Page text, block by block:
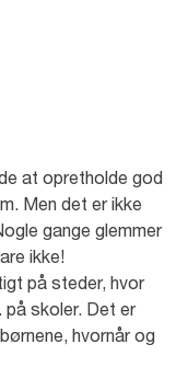
at opretholde god
Men det er ikke
gange glemmer
ikke!
på steder, hvor
på skoler. Det er
hvornår og